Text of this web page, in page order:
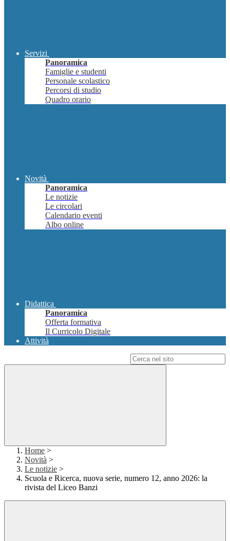
Servizi
Panoramica
Famiglie e studenti
Personale scolastico
Percorsi di studio
Quadro orario
Novità
Panoramica
Le notizie
Le circolari
Calendario eventi
Albo online
Didattica
Panoramica
Offerta formativa
Il Curricolo Digitale
Attività
Home >
Novità >
Le notizie >
Scuola e Ricerca, nuova serie, numero 12, anno 2026: la
rivista del Liceo Banzi